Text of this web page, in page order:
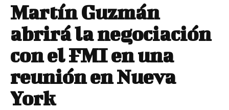
Martín Guzmán
abrirá la negociación
con el FMI en una
reunión en Nueva
York